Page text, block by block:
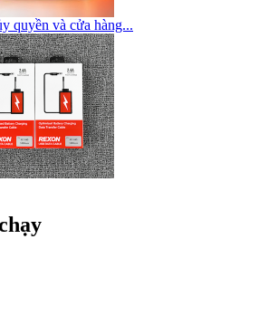
quyền và cửa hàng...